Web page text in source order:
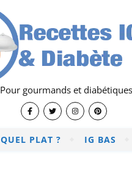
Pour gourmands et diabétiques
QUEL PLAT ? IG BAS